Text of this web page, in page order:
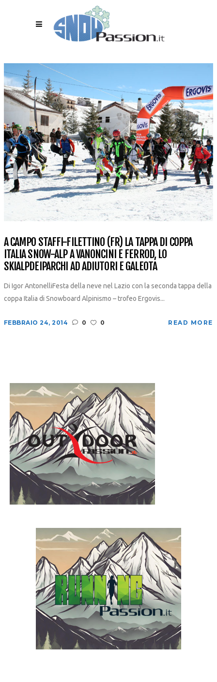
A CAMPO STAFFI-FILETTINO (FR) LA TAPPA DI COPPA
ITALIA SNOW-ALP A VANONCINI E FERROD, LO
SKIALPDEIPARCHI AD ADIUTORI E GALEOTA
Di Igor AntonelliFesta della neve nel Lazio con la seconda tappa della
coppa Italia di Snowboard Alpinismo – trofeo Ergovis...
FEBBRAIO 24, 2014 0 0 READ MORE